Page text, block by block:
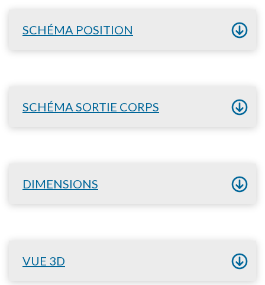
SCHÉMA POSITION
SCHÉMA SORTIE CORPS
DIMENSIONS
VUE 3D